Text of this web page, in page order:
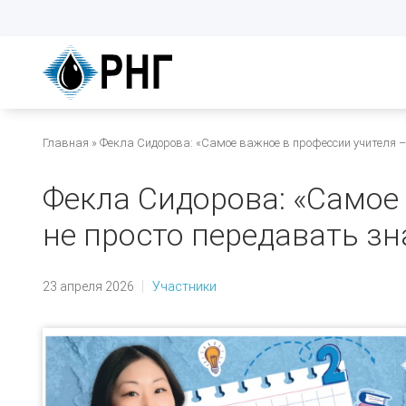
основному
содержанию
Строка
навигации
Главная Фекла Сидорова: «Самое важное в профессии учителя
Фекла Сидорова:
не просто передавать
23 апреля 2026 Участники